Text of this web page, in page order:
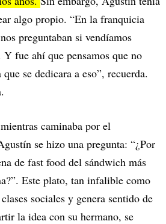
algo propio. “En la franquicia
preguntaban si vendíamos
fue ahí que pensamos que no
se dedicara a eso”, recuerda.
caminaba por el
se hizo una pregunta: “¿Por
de fast food del sándwich más
Este plato, tan infalible como
sociales y genera sentido de
la idea con su hermano, se